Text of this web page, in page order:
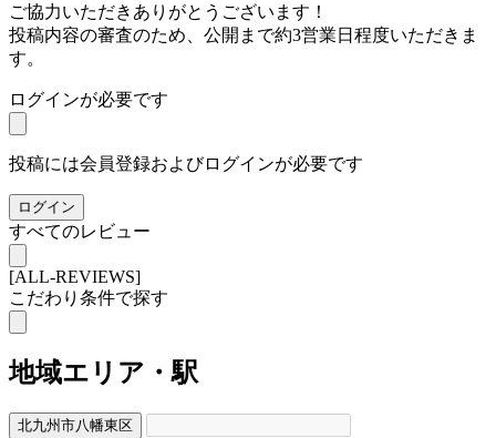
ご協力いただきありがとうございます！
投稿内容の審査のため、公開まで約3営業日程度いただきま
す。
ログインが必要です
投稿には会員登録およびログインが必要です
ログイン
すべてのレビュー
[ALL-REVIEWS]
こだわり条件で探す
地域エリア・駅
北九州市八幡東区